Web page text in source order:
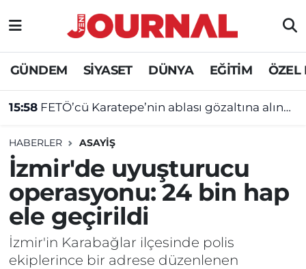
GÜNDEM SİYASET DÜNYA EĞİTİM ÖZEL
15:58 FETÖ’cü Karatepe’nin ablası gözaltına alındı!
HABERLER ASAYİŞ
İzmir'de uyuşturucu
operasyonu: 24 bin hap
ele geçirildi
İzmir'in Karabağlar ilçesinde polis
ekiplerince bir adrese düzenlenen
GÜNDEM
SİYASET
DÜNYA
EĞİTİM
ÖZEL HABER
Nöbetçi Eczaneler
Hava Durumu
Süper Lig Puan Durumu ve Fikstür
Tüm Manşetler
Son Dakika Haberleri
Haber Arşivi